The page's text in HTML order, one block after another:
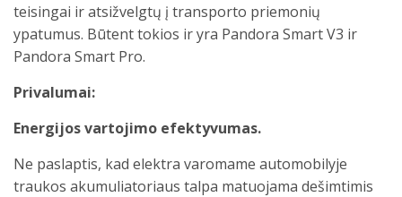
teisingai ir atsižvelgtų į transporto priemonių
ypatumus. Būtent tokios ir yra Pandora Smart V3 ir
Pandora Smart Pro.
Privalumai:
Energijos vartojimo efektyvumas.
Ne paslaptis, kad elektra varomame automobilyje
traukos akumuliatoriaus talpa matuojama dešimtimis